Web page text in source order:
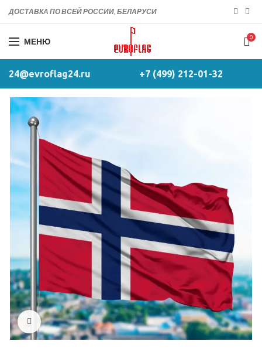
ДОСТАВКА ПО ВСЕЙ РОССИИ, БЕЛАРУСИ
МЕНЮ 0
24@evroflag24.ru +7 (499) 212-01-32
Click to enlarge